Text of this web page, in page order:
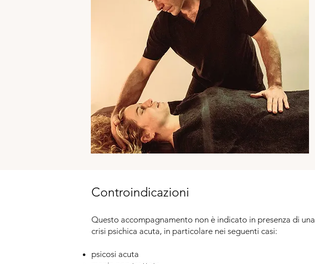
Controindicazioni
Questo accompagnamento non è indicato in presenza di una
crisi psichica acuta, in particolare nei seguenti casi:
psicosi acuta